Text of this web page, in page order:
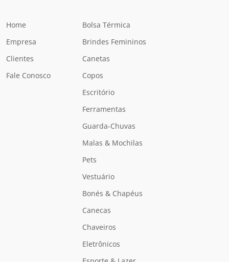
Home
Empresa
Clientes
Fale Conosco
Bolsa Térmica
Brindes Femininos
Canetas
Copos
Escritório
Ferramentas
Guarda-Chuvas
Malas & Mochilas
Pets
Vestuário
Bonés & Chapéus
Canecas
Chaveiros
Eletrônicos